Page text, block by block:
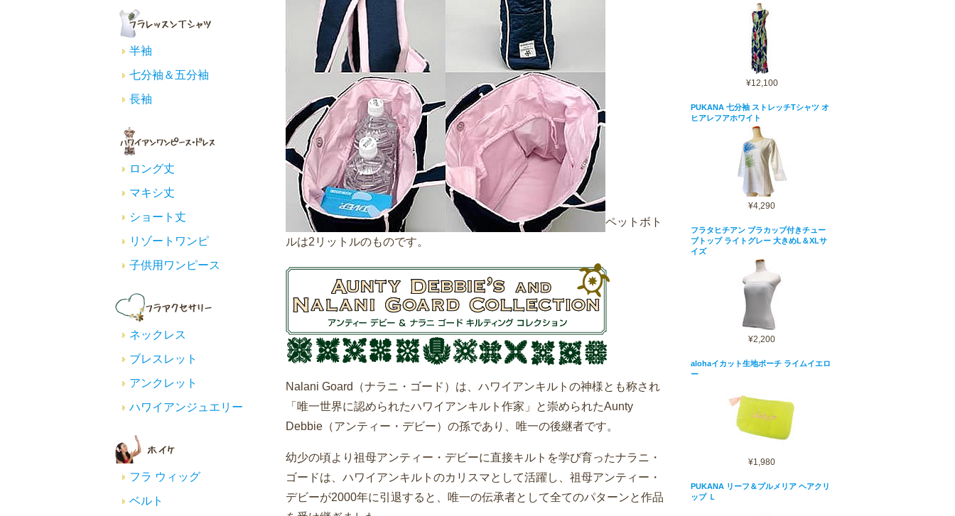
ペットボト
ルは2リットルのものです。
Nalani Goard（ナラニ・ゴード）は、ハワイアンキルトの神様とも称され
「唯一世界に認められたハワイアンキルト作家」と崇められたAunty
Debbie（アンティー・デビー）の孫であり、唯一の後継者です。
幼少の頃より祖母アンティー・デビーに直接キルトを学び育ったナラニ・
ゴードは、ハワイアンキルトのカリスマとして活躍し、祖母アンティー・
デビーが2000年に引退すると、唯一の伝承者として全てのパターンと作品
¥12,100
PUKANA 七分袖 ストレッチTシャツ オ
ヒアレフアホワイト
¥4,290
フラタヒチアン ブラカップ付きチュー
ブトップ ライトグレー 大きめL＆XLサ
イズ
¥2,200
alohaイカット生地ポーチ ライムイエロ
ー
¥1,980
PUKANA リーフ＆プルメリア ヘアクリ
ップ Ｌ
半袖
七分袖＆五分袖
長袖
ロング丈
マキシ丈
ショート丈
リゾートワンピ
子供用ワンピース
ネックレス
ブレスレット
アンクレット
ハワイアンジュエリー
フラ ウィッグ
ベルト